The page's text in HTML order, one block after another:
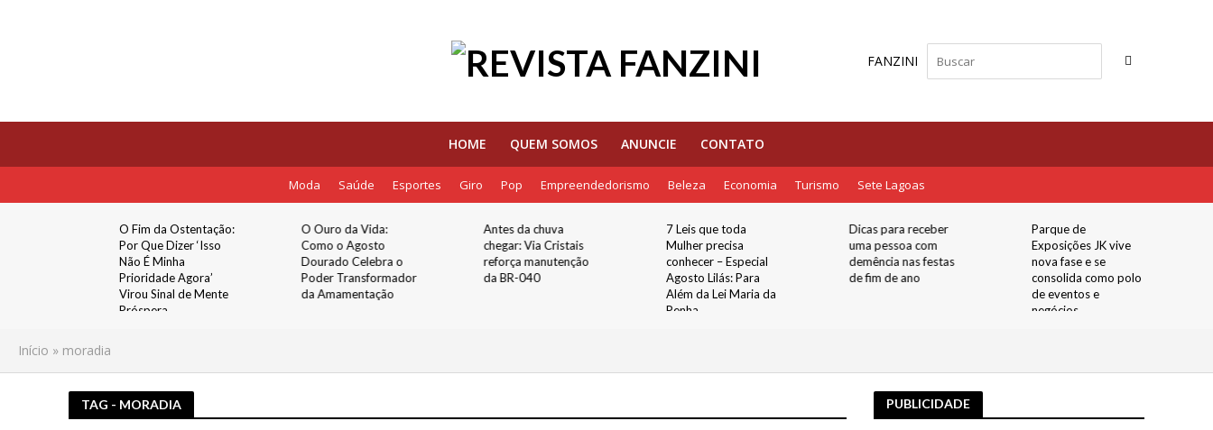
FANZINI
HOME QUEM SOMOS ANUNCIE CONTATO
Moda Saúde Esportes Giro Pop Empreendedorismo Beleza Economia Turismo Sete Lagoas
O Fim da Ostentação:
Por Que Dizer ‘Isso
Não É Minha
Prioridade Agora’
Virou Sinal de Mente
Próspera
O Ouro da Vida:
Como o Agosto
Dourado Celebra o
Poder Transformador
da Amamentação
Antes da chuva
chegar: Via Cristais
reforça manutenção
da BR-040
7 Leis que toda
Mulher precisa
conhecer – Especial
Agosto Lilás: Para
Além da Lei Maria da
Penha
Dicas para receber
uma pessoa com
demência nas festas
de fim de ano
Parque de
Exposições JK vive
nova fase e se
consolida como polo
de eventos e
negócios
Início » moradia
TAG - MORADIA PUBLICIDADE